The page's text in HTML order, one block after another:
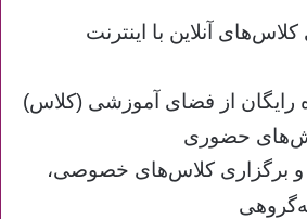
آنلاین با اینترنت
رایگان از فضای آموزشی (کلاس)
حضوری
و برگزاری کلاس‌های خصوصی،